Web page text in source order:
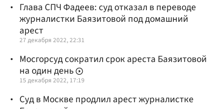
Глава СПЧ Фадеев: суд отказал в переводе
журналистки Баязитовой под домашний
арест
27 декабря 2022, 22:31
Мосгорсуд сократил срок ареста Баязитовой
на один день
15 декабря 2022, 17:19
Суд в Москве продлил арест журналистке